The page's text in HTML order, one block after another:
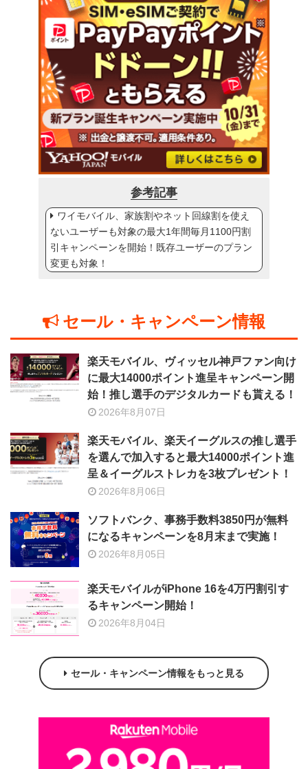
参考記事
ワイモバイル、家族割やネット回線割を使え
ないユーザーも対象の最大1年間毎月1100円割
引キャンペーンを開始！既存ユーザーのプラン
変更も対象！
セール・キャンペーン情報
楽天モバイル、ヴィッセル神戸ファン向け
に最大14000ポイント進呈キャンペーン開
始！推し選手のデジタルカードも貰える！
2026年8月07日
楽天モバイル、楽天イーグルスの推し選手
を選んで加入すると最大14000ポイント進
呈＆イーグルストレカを3枚プレゼント！
2026年8月06日
ソフトバンク、事務手数料3850円が無料
になるキャンペーンを8月末まで実施！
2026年8月05日
楽天モバイルがiPhone 16を4万円割引す
るキャンペーン開始！
2026年8月04日
セール・キャンペーン情報をもっと見る